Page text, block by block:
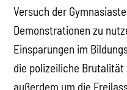
Versuch der
Demonstrationen zu
Einsparungen im
die polizeiliche
außerdem um die